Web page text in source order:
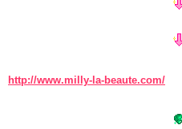
http://www.milly-la-beaute.com/